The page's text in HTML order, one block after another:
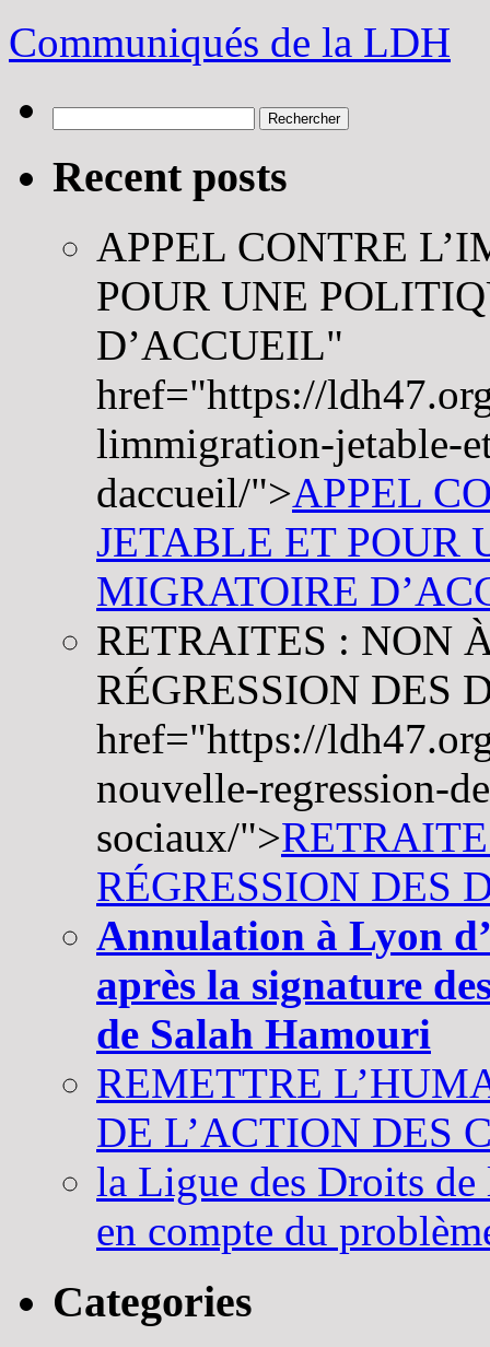
Communiqués de la LDH
Recent posts
APPEL CONTRE
POUR UNE
D’ACCUEIL"
href="https://
limmigration-jetable-
daccueil/">APPEL
JETABLE ET POUR
MIGRATOIRE
RETRAITES : NON
RÉGRESSION DES
href="https://
nouvelle-regression-
sociaux/">
RÉGRESSION DES
Annulation à Lyon
après la signature
de Salah Hamouri
REMETTRE
DE L’ACTION DES
la Ligue des Droits
en compte du
Categories